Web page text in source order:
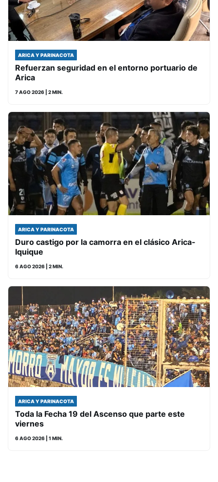
ARICA Y PARINACOTA
Refuerzan seguridad en el entorno portuario de
Arica
7 AGO 2026 | 2 MIN.
ARICA Y PARINACOTA
Duro castigo por la camorra en el clásico Arica-
Iquique
6 AGO 2026 | 2 MIN.
ARICA Y PARINACOTA
Toda la Fecha 19 del Ascenso que parte este
viernes
6 AGO 2026 | 1 MIN.